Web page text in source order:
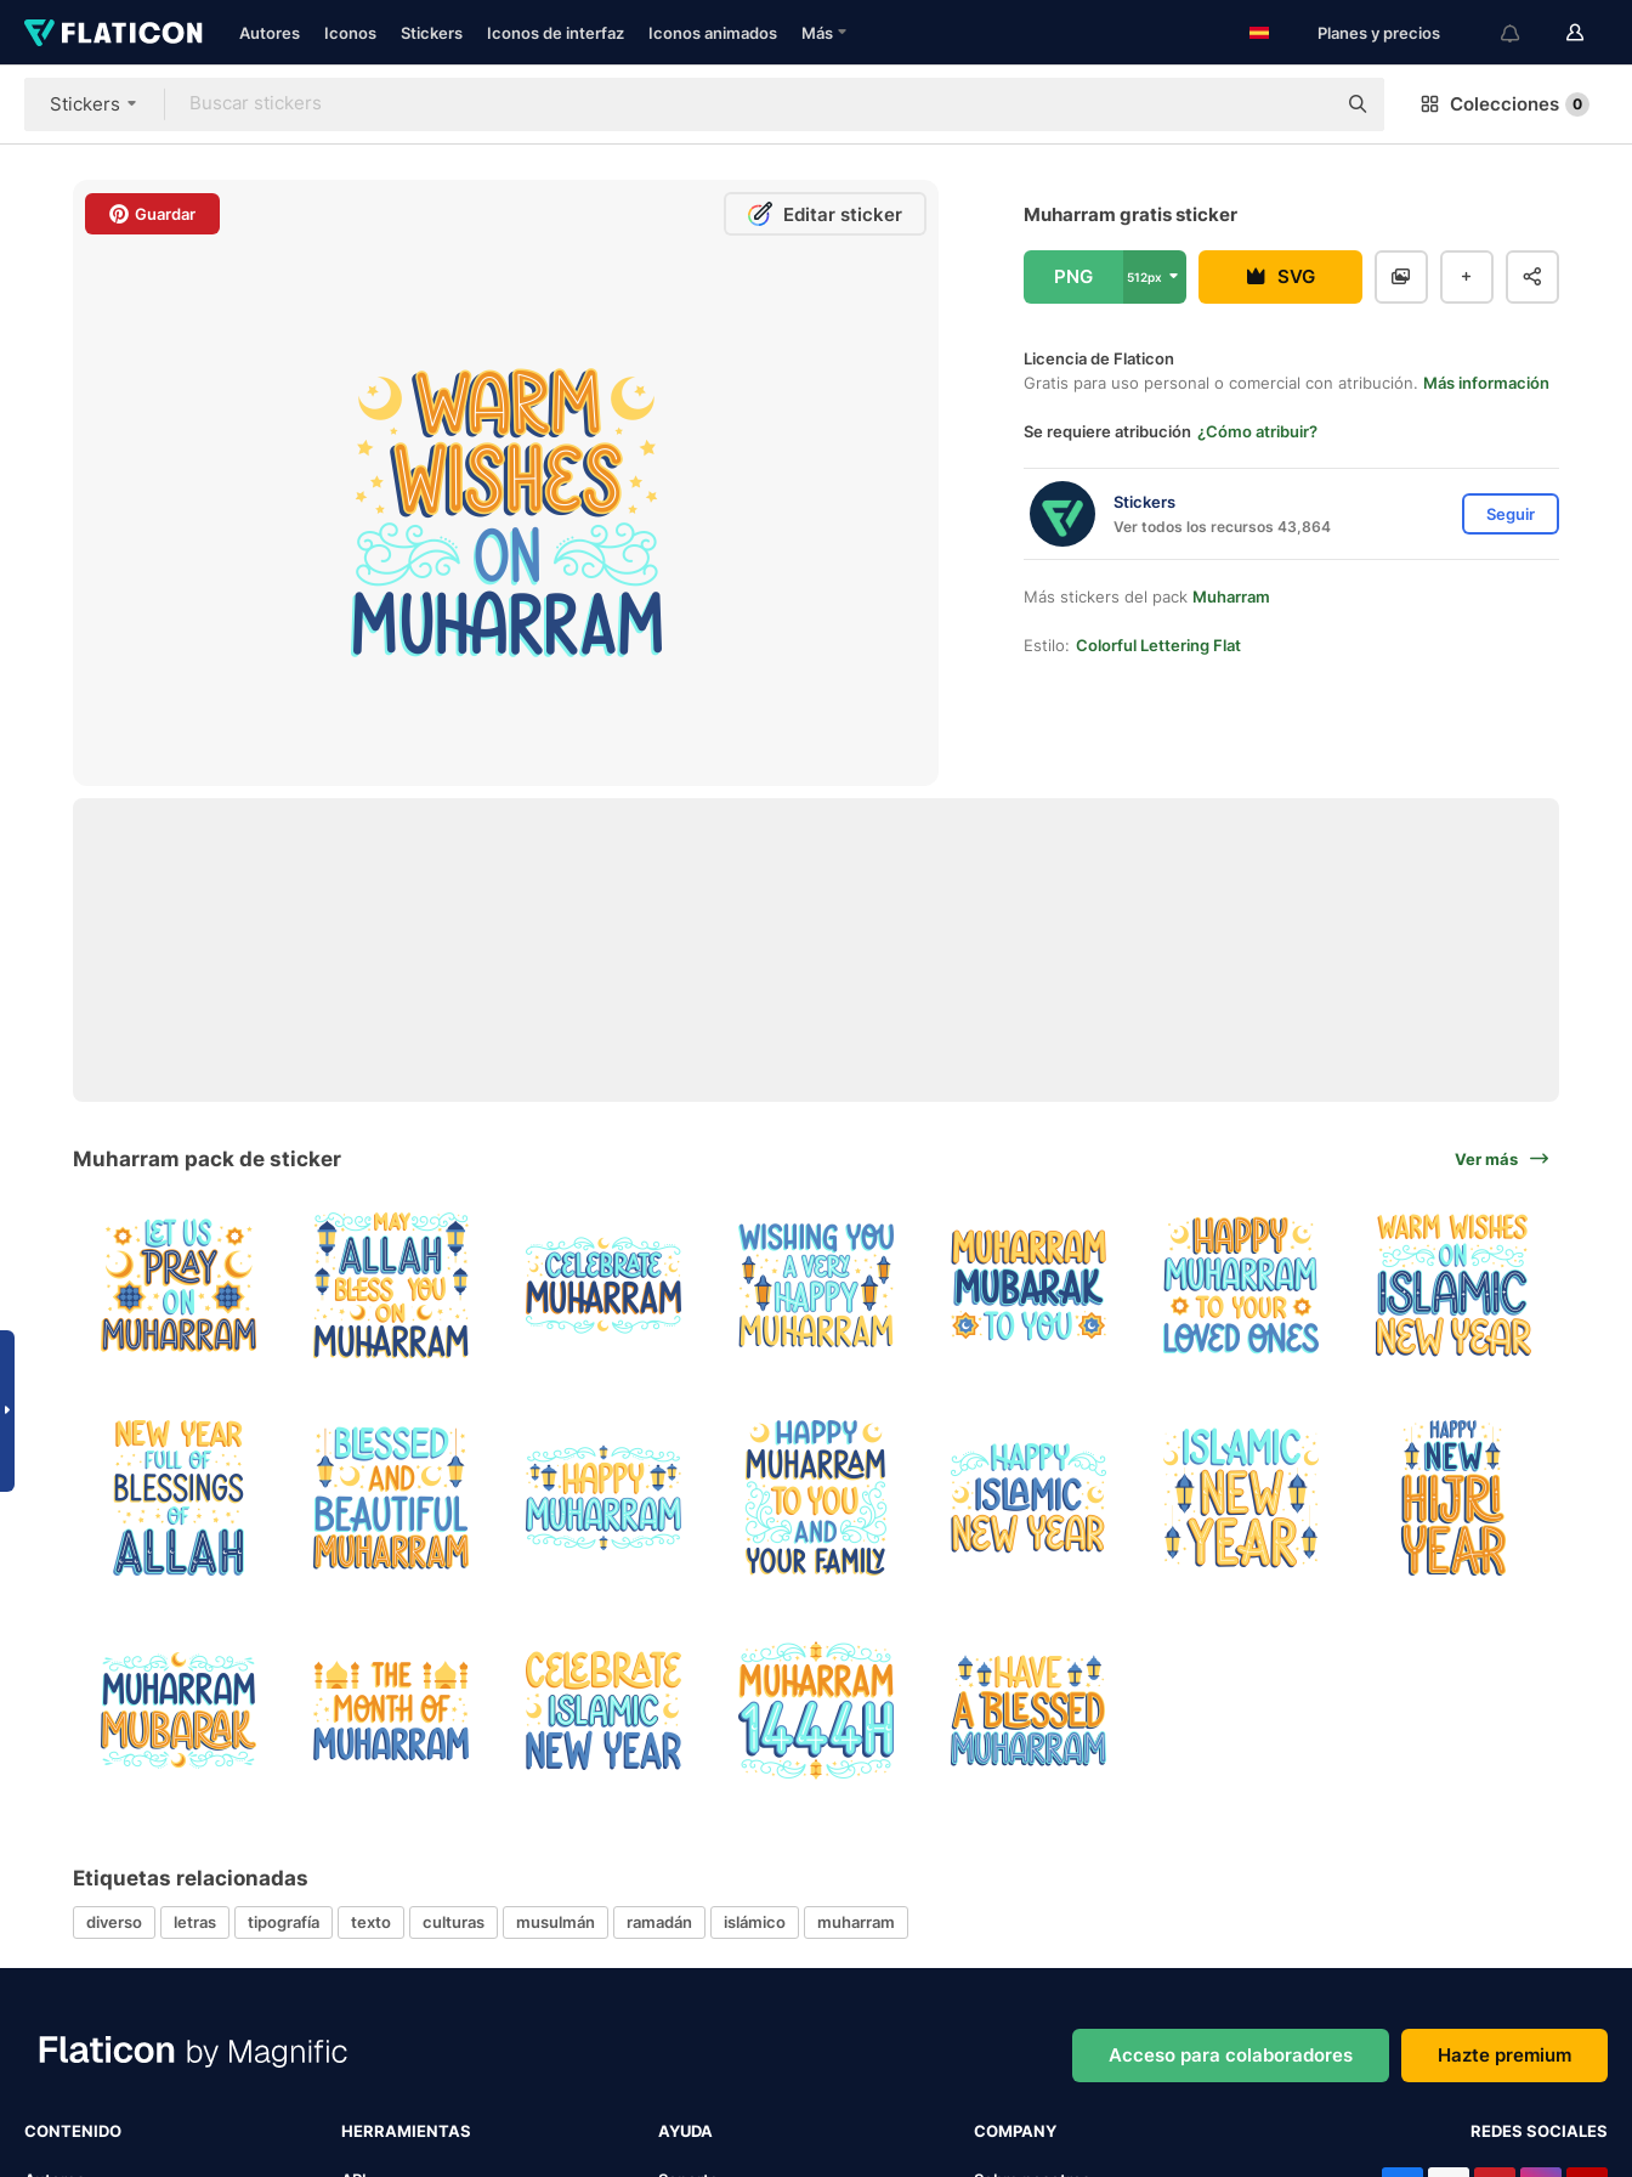
Autores Iconos Stickers Iconos de interfaz Iconos animados Más Planes y precios
Stickers Colecciones 0
Guardar Editar sticker Muharram gratis sticker
PNG 512px SVG
Licencia de Flaticon
Gratis para uso personal o comercial con atribución. Más información
Se requiere atribución ¿Cómo atribuir?
Stickers
Ver todos los recursos 43,864
Seguir
Más stickers del pack Muharram
Estilo: Colorful Lettering Flat
Muharram pack de sticker Ver más
Etiquetas relacionadas
diverso letras tipografía texto culturas musulmán ramadán islámico muharram
Acceso para colaboradores Hazte premium
CONTENIDO HERRAMIENTAS AYUDA COMPANY REDES SOCIALES